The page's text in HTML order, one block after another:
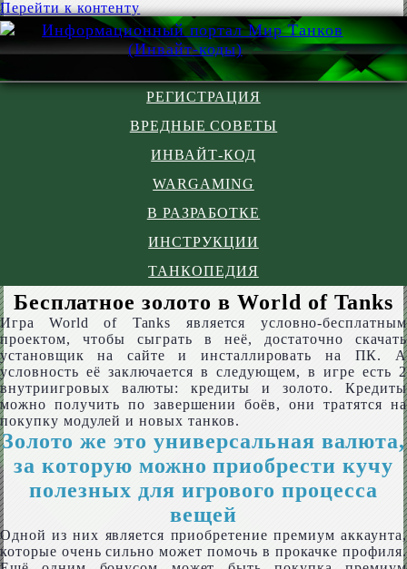
Перейти к контенту
РЕГИСТРАЦИЯ
ВРЕДНЫЕ СОВЕТЫ
ИНВАЙТ-КОД
WARGAMING
В РАЗРАБОТКЕ
ИНСТРУКЦИИ
ТАНКОПЕДИЯ
Бесплатное золото в World of Tanks
Игра World of Tanks является условно-бесплатным
проектом, чтобы сыграть в неё, достаточно скачать
установщик на сайте и инсталлировать на ПК. А
условность её заключается в следующем, в игре есть 2
внутриигровых валюты: кредиты и золото. Кредиты
можно получить по завершении боёв, они тратятся на
покупку модулей и новых танков.
Золото же это универсальная валюта,
за которую можно приобрести кучу
полезных для игрового процесса
вещей
Одной из них является приобретение премиум аккаунта,
которые очень сильно может помочь в прокачке профиля.